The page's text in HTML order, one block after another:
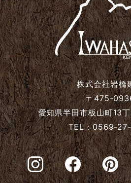
2024年8月
2024年7月
2024年6月
2024年5月
2024年4月
2024年3月
株式会社岩橋
〒475-
愛知県半田市板山町13
TEL：0569-